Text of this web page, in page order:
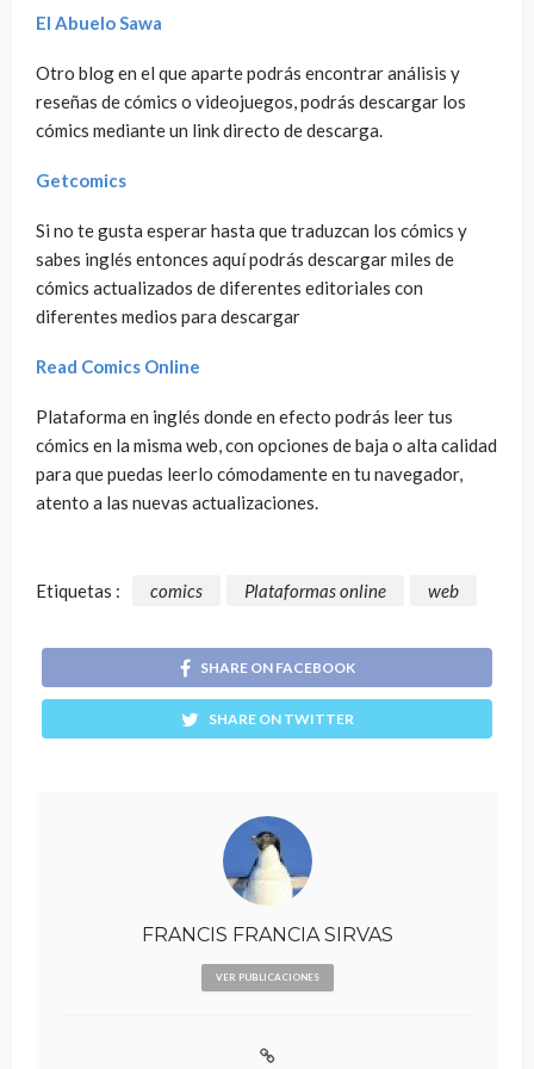
El Abuelo Sawa
Otro blog en el que aparte podrás encontrar análisis y
reseñas de cómics o videojuegos, podrás descargar los
cómics mediante un link directo de descarga.
Getcomics
Si no te gusta esperar hasta que traduzcan los cómics y
sabes inglés entonces aquí podrás descargar miles de
cómics actualizados de diferentes editoriales con
diferentes medios para descargar
Read Comics Online
Plataforma en inglés donde en efecto podrás leer tus
cómics en la misma web, con opciones de baja o alta calidad
para que puedas leerlo cómodamente en tu navegador,
atento a las nuevas actualizaciones.
Etiquetas : comics Plataformas online web
SHARE ON FACEBOOK
SHARE ON TWITTER
FRANCIS FRANCIA SIRVAS
VER PUBLICACIONES